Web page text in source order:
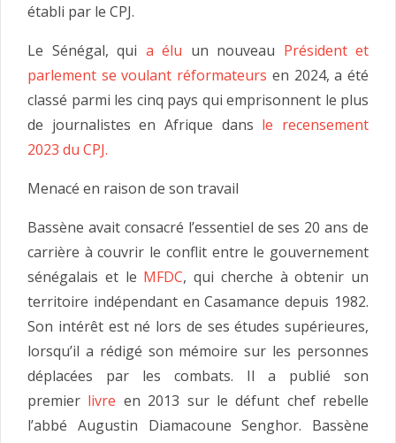
établi par le CPJ.
Le Sénégal, qui a élu un nouveau Président et
parlement se voulant réformateurs en 2024, a été
classé parmi les cinq pays qui emprisonnent le plus
de journalistes en Afrique dans le recensement
2023 du CPJ.
Menacé en raison de son travail
Bassène avait consacré l’essentiel de ses 20 ans de
carrière à couvrir le conflit entre le gouvernement
sénégalais et le MFDC, qui cherche à obtenir un
territoire indépendant en Casamance depuis 1982.
Son intérêt est né lors de ses études supérieures,
lorsqu’il a rédigé son mémoire sur les personnes
déplacées par les combats. Il a publié son
premier livre en 2013 sur le défunt chef rebelle
l’abbé Augustin Diamacoune Senghor. Bassène